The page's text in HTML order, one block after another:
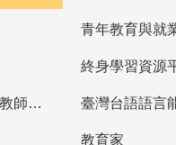
青年教育與就
終身學習資源
教育部高中等以下學校及幼兒園教師資格檢定考試 臺灣台語語言
教育家